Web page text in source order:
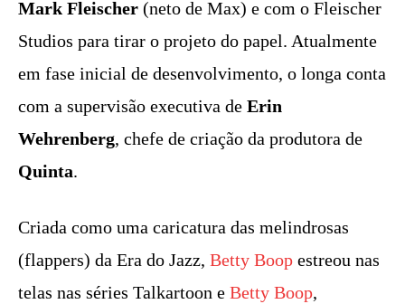
Mark Fleischer (neto de Max) e com o Fleischer
Studios para tirar o projeto do papel. Atualmente
em fase inicial de desenvolvimento, o longa conta
com a supervisão executiva de Erin
Wehrenberg, chefe de criação da produtora de
Quinta.
Criada como uma caricatura das melindrosas
(flappers) da Era do Jazz, Betty Boop estreou nas
telas nas séries Talkartoon e Betty Boop,